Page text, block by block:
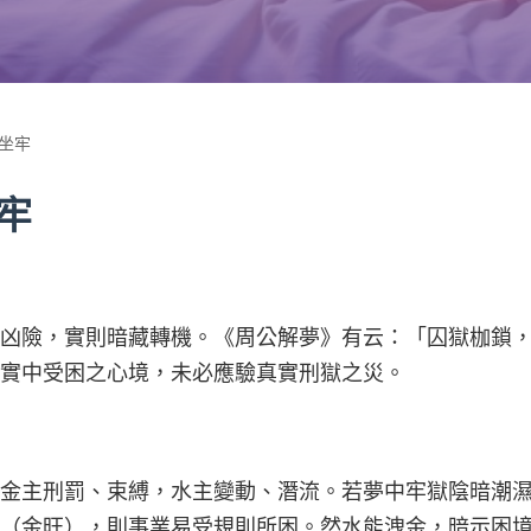
牢
險，實則暗藏轉機。《周公解夢》有云：「囚獄枷鎖
中受困之心境，未必應驗真實刑獄之災。
主刑罰、束縛，水主變動、潛流。若夢中牢獄陰暗潮